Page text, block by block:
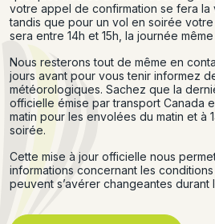
votre appel de confirmation se fera la
tandis que pour un vol en soirée
sera entre 14h et 15h, la journée
Nous resterons tout de même en
jours avant pour vous tenir informez
météorologiques. Sachez que la
officielle émise par transport Canada
matin pour les envolées du matin et à
soirée.
Cette mise à jour officielle nous
informations concernant les
peuvent s’avérer changeantes durant